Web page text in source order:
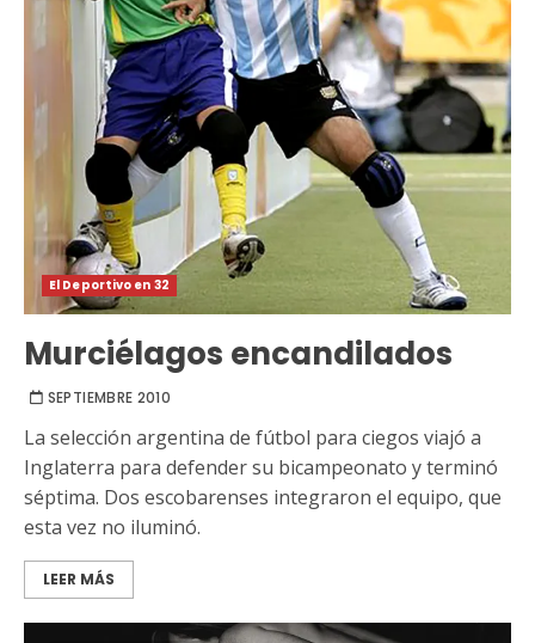
El Deportivo en 32
Murciélagos encandilados
SEPTIEMBRE 2010
La selección argentina de fútbol para ciegos viajó a
Inglaterra para defender su bicampeonato y terminó
séptima. Dos escobarenses integraron el equipo, que
esta vez no iluminó.
LEER MÁS